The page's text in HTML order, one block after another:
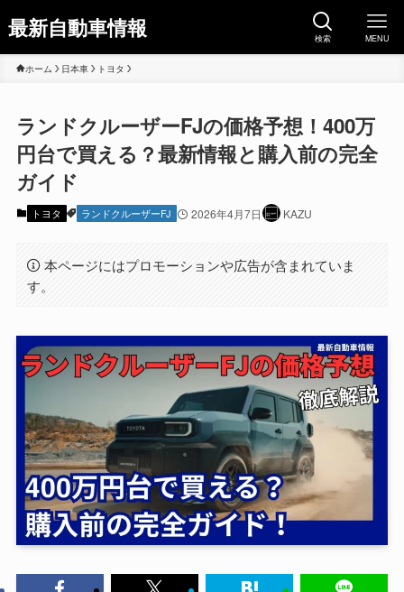
最新自動車情報 検索 MENU
ホーム 日本車 トヨタ
ランドクルーザーFJの価格予想！400万
円台で買える？最新情報と購入前の完全
ガイド
トヨタ ランドクルーザーFJ 2026年4月7日 KAZU
本ページにはプロモーションや広告が含まれていま
す。